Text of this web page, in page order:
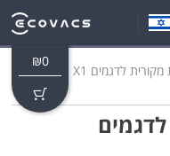
₪0
/ מברשת מרכזית מקורית לדגמים X1